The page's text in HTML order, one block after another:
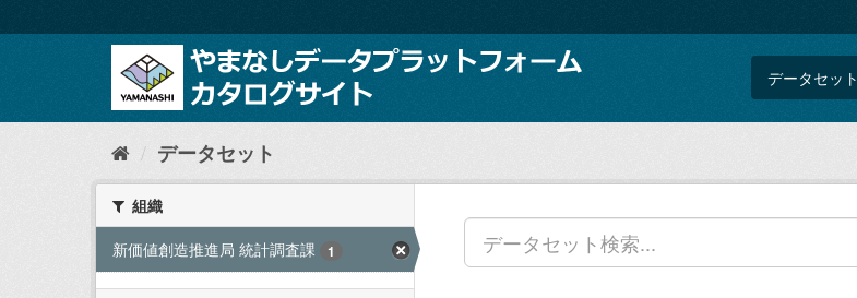
キ
て
データセット
データセット
組織
新価値創造推進局 統計調査課
1